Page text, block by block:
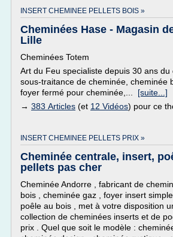
INSERT CHEMINEE PELLETS BOIS »
Cheminées Hase - Magasin
Lille
Cheminées Totem
Art du Feu specialiste depuis 30 ans
sous-traitance de cheminée, cheminée
foyer fermé pour cheminée,... [suite...]
→ 383 Articles (et 12 Vidéos) pour ce
INSERT CHEMINEE PELLETS PRIX »
Cheminée centrale, insert,
pellets pas cher
Cheminée Andorre , fabricant de
bois , cheminée gaz , foyer insert
poêle au bois , met à votre disposition
collection de cheminées inserts et de
prix . Quel que soit le modèle :